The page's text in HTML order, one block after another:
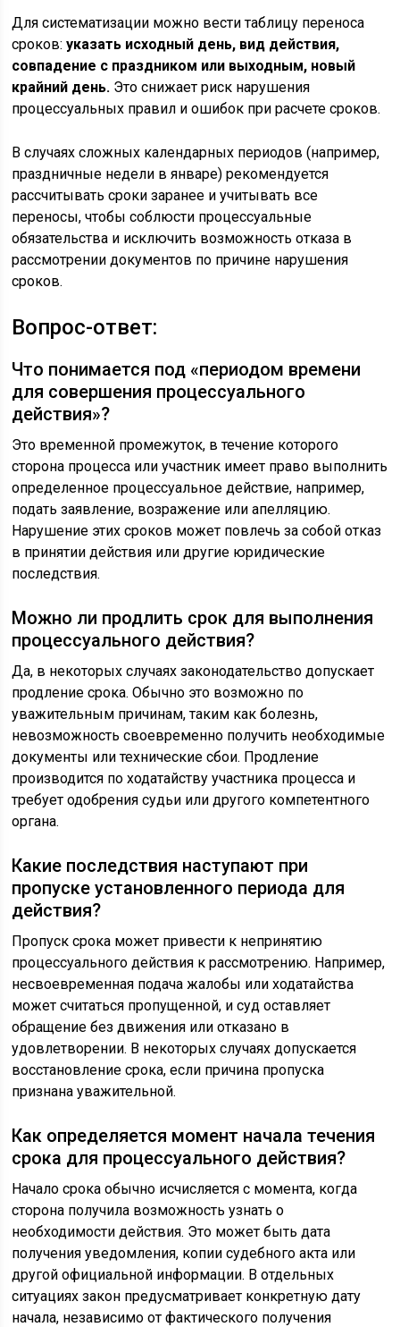
Для систематизации можно вести таблицу переноса
сроков:указать исходный день, вид действия,
совпадение с праздником или выходным, новый
крайний день. Это снижает риск нарушения
процессуальных правил и ошибок при расчете сроков.
В случаях сложных календарных периодов (например,
праздничные недели в январе) рекомендуется
рассчитывать сроки заранее и учитывать все
переносы, чтобы соблюсти процессуальные
обязательства и исключить возможность отказа в
рассмотрении документов по причине нарушения
сроков.
Вопрос-ответ:
Что понимается под «периодом времени
для совершения процессуального
действия»?
Это временной промежуток, в течение которого
сторона процесса или участник имеет право выполнить
определенное процессуальное действие, например,
подать заявление, возражение или апелляцию.
Нарушение этих сроков может повлечь за собой отказ
в принятии действия или другие юридические
последствия.
Можно ли продлить срок для выполнения
процессуального действия?
Да, в некоторых случаях законодательство допускает
продление срока. Обычно это возможно по
уважительным причинам, таким как болезнь,
невозможность своевременно получить необходимые
документы или технические сбои. Продление
производится по ходатайству участника процесса и
требует одобрения судьи или другого компетентного
органа.
Какие последствия наступают при
пропуске установленного периода для
действия?
Пропуск срока может привести к непринятию
процессуального действия к рассмотрению. Например,
несвоевременная подача жалобы или ходатайства
может считаться пропущенной, и суд оставляет
обращение без движения или отказано в
удовлетворении. В некоторых случаях допускается
восстановление срока, если причина пропуска
признана уважительной.
Как определяется момент начала течения
срока для процессуального действия?
Начало срока обычно исчисляется с момента, когда
сторона получила возможность узнать о
необходимости действия. Это может быть дата
получения уведомления, копии судебного акта или
другой официальной информации. В отдельных
ситуациях закон предусматривает конкретную дату
начала, независимо от фактического получения